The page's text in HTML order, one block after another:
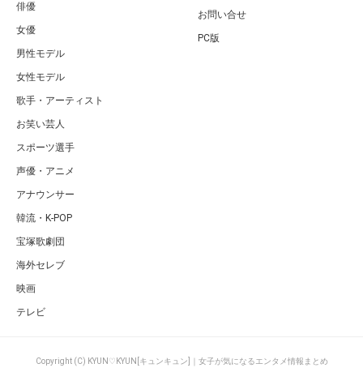
俳優
女優
男性モデル
女性モデル
歌手・アーティスト
お笑い芸人
スポーツ選手
声優・アニメ
アナウンサー
韓流・K-POP
宝塚歌劇団
海外セレブ
映画
テレビ
お問い合せ
PC版
Copyright (C) KYUN♡KYUN[キュンキュン]｜女子が気になるエンタメ情報まとめ